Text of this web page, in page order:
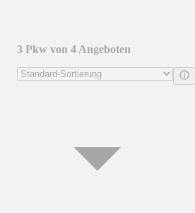
3 Pkw von 4 Angeboten